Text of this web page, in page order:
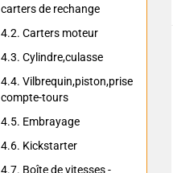
carters de rechange
4.2. Carters moteur
4.3. Cylindre,culasse
4.4. Vilbrequin,piston,prise
compte-tours
4.5. Embrayage
4.6. Kickstarter
4.7. Boîte de vitesses -